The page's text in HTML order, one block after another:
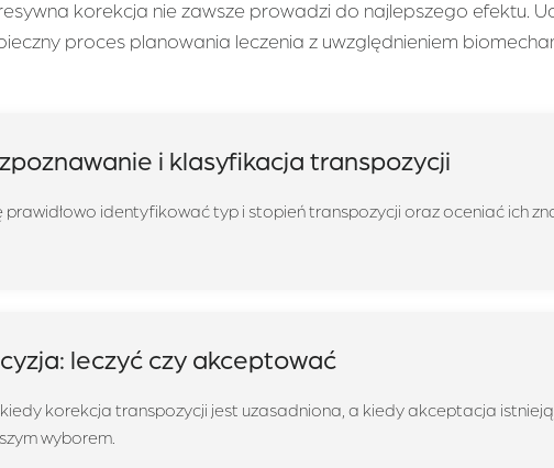
korekcja nie zawsze prowadzi do najlepszego efektu.
proces planowania leczenia z uwzględnieniem
i klasyfikacja transpozycji
prawidłowo identyfikować typ i stopień transpozycji oraz oceniać ich
leczyć czy akceptować
korekcja transpozycji jest uzasadniona, a kiedy akceptacja
wyborem.